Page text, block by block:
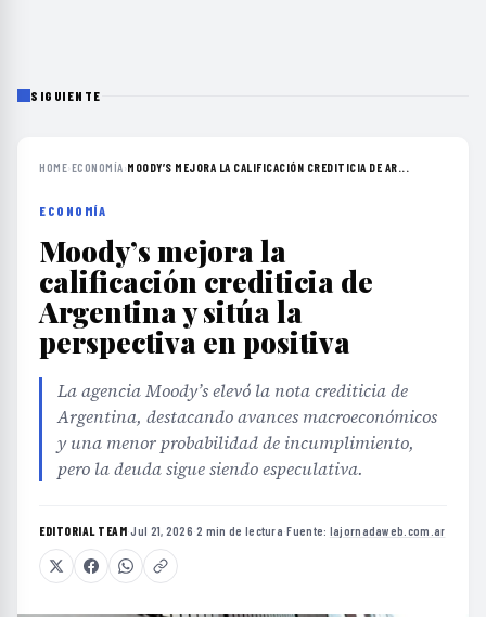
SIGUIENTE
HOME›ECONOMÍA›MOODY’S MEJORA LA CALIFICACIÓN CREDITICIA DE AR...
ECONOMÍA
Moody’s mejora la
calificación crediticia de
Argentina y sitúa la
perspectiva en positiva
La agencia Moody’s elevó la nota crediticia de
Argentina, destacando avances macroeconómicos
y una menor probabilidad de incumplimiento,
pero la deuda sigue siendo especulativa.
EDITORIAL TEAM·Jul 21, 2026·2 min de lectura·Fuente: lajornadaweb.com.ar